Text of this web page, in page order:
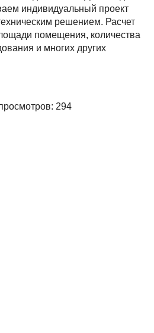
индивидуальный проект
решением. Расчет
помещения, количества
и многих других
294